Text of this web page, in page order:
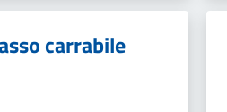
carrabile